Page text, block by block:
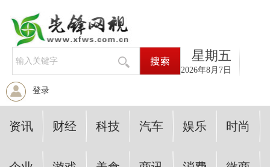
星期五
2026年8月7日
登录
资讯 财经 科技 汽车 娱乐 时尚